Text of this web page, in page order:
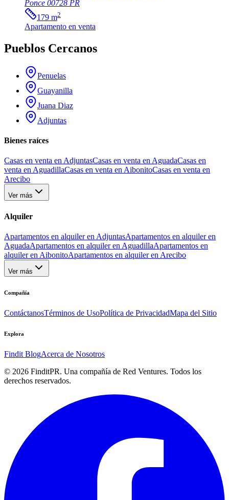
Ponce 00728 PR
179 m2
Apartamento en venta
Pueblos Cercanos
Penuelas
Guayanilla
Juana Diaz
Adjuntas
Bienes raíces
Casas en venta en AdjuntasCasas en venta en AguadaCasas en
venta en AguadillaCasas en venta en AibonitoCasas en venta en
Arecibo
Ver más
Alquiler
Apartamentos en alquiler en AdjuntasApartamentos en alquiler en
AguadaApartamentos en alquiler en AguadillaApartamentos en
alquiler en AibonitoApartamentos en alquiler en Arecibo
Ver más
Compañía
ContáctanosTérminos de UsoPolítica de PrivacidadMapa del Sitio
Explora
Findit BlogAcerca de Nosotros
© 2026 FinditPR. Una compañía de Red Ventures. Todos los
derechos reservados.